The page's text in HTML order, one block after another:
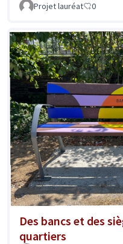
Projet lauréat 0
Des bancs et des
quartiers